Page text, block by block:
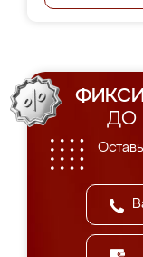
ДО